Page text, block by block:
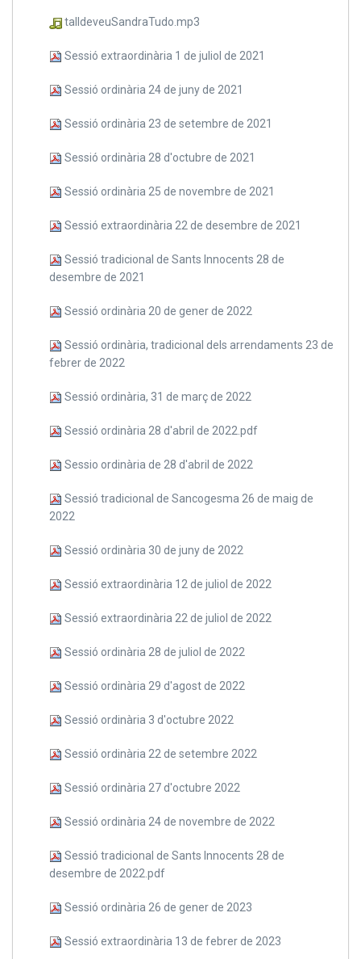
talldeveuSandraTudo.mp3
Sessió extraordinària 1 de juliol de 2021
Sessió ordinària 24 de juny de 2021
Sessió ordinària 23 de setembre de 2021
Sessió ordinària 28 d'octubre de 2021
Sessió ordinària 25 de novembre de 2021
Sessió extraordinària 22 de desembre de 2021
Sessió tradicional de Sants Innocents 28 de
desembre de 2021
Sessió ordinària 20 de gener de 2022
Sessió ordinària, tradicional dels arrendaments 23 de
febrer de 2022
Sessió ordinària, 31 de març de 2022
Sessió ordinària 28 d'abril de 2022.pdf
Sessio ordinària de 28 d'abril de 2022
Sessió tradicional de Sancogesma 26 de maig de
2022
Sessió ordinària 30 de juny de 2022
Sessió extraordinària 12 de juliol de 2022
Sessió extraordinària 22 de juliol de 2022
Sessió ordinària 28 de juliol de 2022
Sessió ordinària 29 d'agost de 2022
Sessió ordinària 3 d'octubre 2022
Sessió ordinària 22 de setembre 2022
Sessió ordinària 27 d'octubre 2022
Sessió ordinària 24 de novembre de 2022
Sessió tradicional de Sants Innocents 28 de
desembre de 2022.pdf
Sessió ordinària 26 de gener de 2023
Sessió extraordinària 13 de febrer de 2023